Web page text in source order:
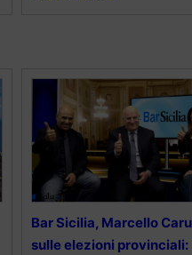
Bar Sicilia, Marcello
sulle elezioni provinciali: